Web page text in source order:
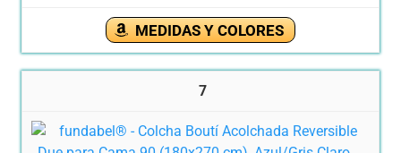
MEDIDAS Y COLORES
7